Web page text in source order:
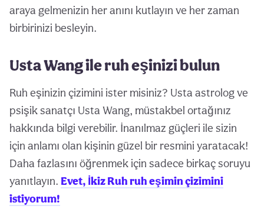
araya gelmenizin her anını kutlayın ve her zaman
birbirinizi besleyin.
Usta Wang ile ruh eşinizi bulun
Ruh eşinizin çizimini ister misiniz? Usta astrolog ve
psişik sanatçı Usta Wang, müstakbel ortağınız
hakkında bilgi verebilir. İnanılmaz güçleri ile sizin
için anlamı olan kişinin güzel bir resmini yaratacak!
Daha fazlasını öğrenmek için sadece birkaç soruyu
yanıtlayın. Evet, İkiz Ruh ruh eşimin çizimini
istiyorum!